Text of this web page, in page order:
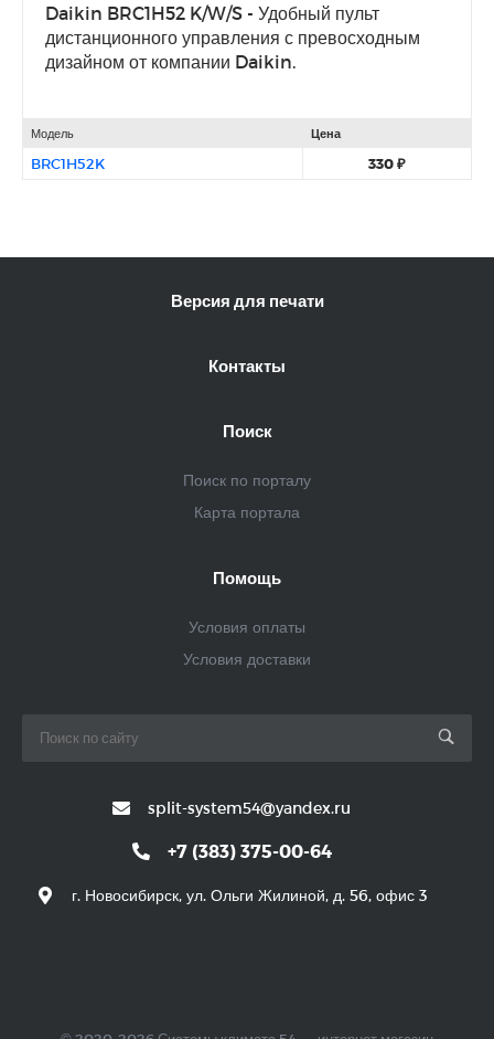
Daikin BRC1H52 K/W/S - Удобный пульт
дистанционного управления с превосходным
дизайном от компании Daikin.
Модель Цена
BRC1H52K 330 ₽
Версия для печати
Контакты
Поиск
Поиск по порталу
Карта портала
Помощь
Условия оплаты
Условия доставки
split-system54@yandex.ru
+7 (383) 375-00-64
г. Новосибирск, ул. Ольги Жилиной, д. 56, офис 3